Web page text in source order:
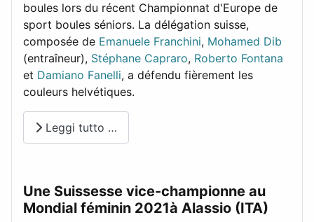
+−
© OpenStreetMap
boules lors du récent Championnat d'Europe de
sport boules séniors. La délégation suisse,
composée de Emanuele Franchini, Mohamed Dib
(entraîneur), Stéphane Capraro, Roberto Fontana
et Damiano Fanelli, a défendu fièrement les
couleurs helvétiques.
Leggi tutto …
Une Suissesse vice-championne au
Mondial féminin 2021à Alassio (ITA)